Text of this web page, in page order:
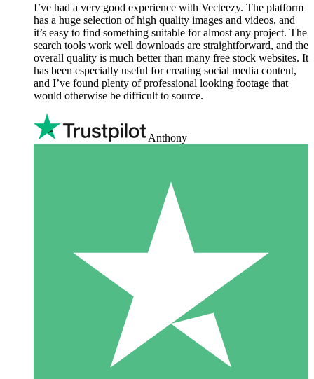
I’ve had a very good experience with Vecteezy. The platform
has a huge selection of high quality images and videos, and
it’s easy to find something suitable for almost any project. The
search tools work well downloads are straightforward, and the
overall quality is much better than many free stock websites. It
has been especially useful for creating social media content,
and I’ve found plenty of professional looking footage that
would otherwise be difficult to source.
Anthony